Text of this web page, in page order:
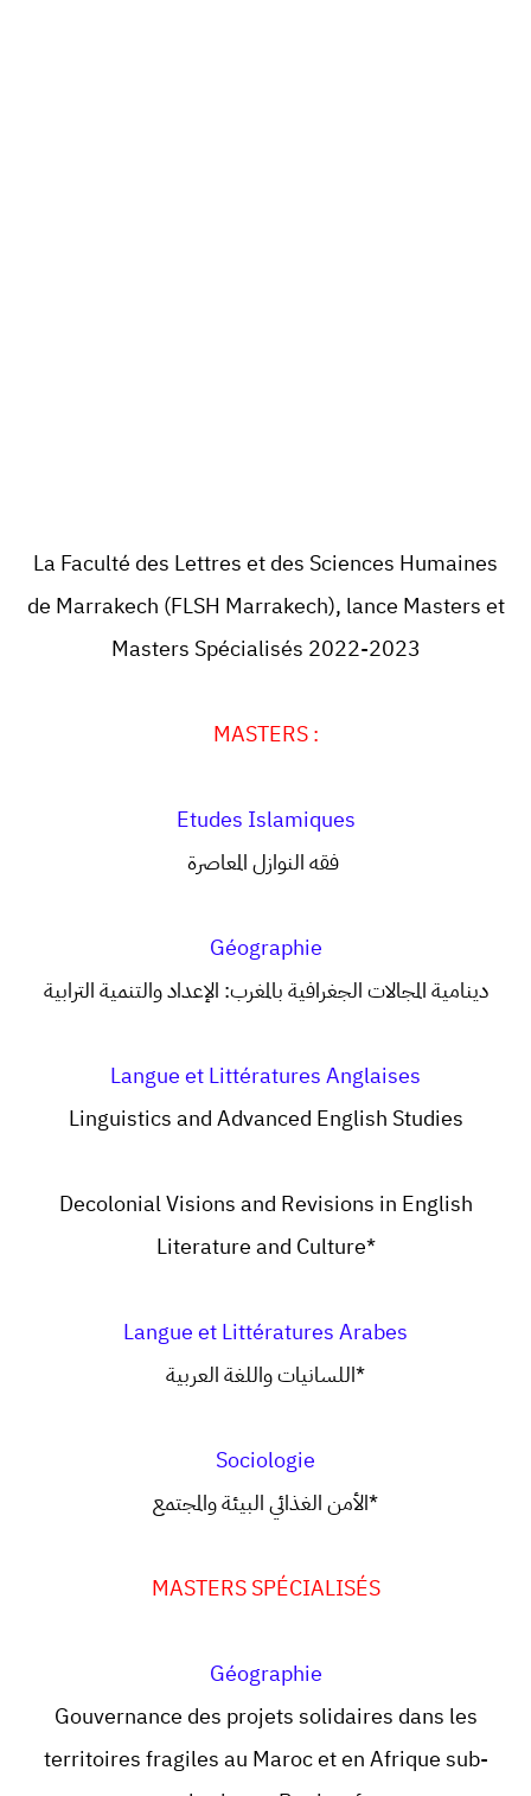
La Faculté des Lettres et des Sciences Humaines
de Marrakech (FLSH Marrakech), lance Masters et
Masters Spécialisés 2022-2023
MASTERS :
Etudes Islamiques
Géographie
دينامية المجالات الجغرافية بالمغرب: الإعداد والتنمية الترابية
Langue et Littératures Anglaises
Linguistics and Advanced English Studies
Decolonial Visions and Revisions in English
Literature and Culture*
Langue et Littératures Arabes
اللسانيات واللغة العربية*
Sociologie
الأمن الغذائي البيئة والمجتمع*
MASTERS SPÉCIALISÉS
Géographie
Gouvernance des projets solidaires dans les
territoires fragiles au Maroc et en Afrique sub-